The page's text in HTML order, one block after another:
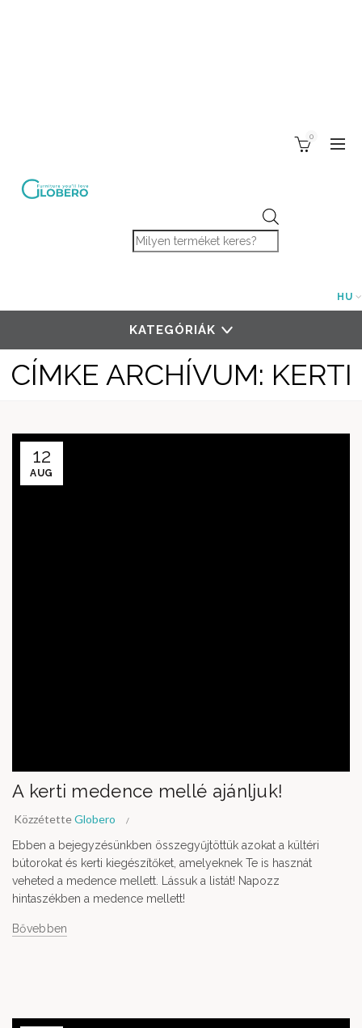
Products search
0
HU
KATEGÓRIÁK
CÍMKE ARCHÍVUM: KERTI
12
AUG
A kerti medence mellé ajánljuk!
KözzétetteGlobero
Ebben a bejegyzésünkben összegyűjtöttük azokat a kültéri
bútorokat és kerti kiegészítőket, amelyeknek Te is hasznát
veheted a medence mellett. Lássuk a listát! Napozz
hintaszékben a medence mellett!
Bővebben